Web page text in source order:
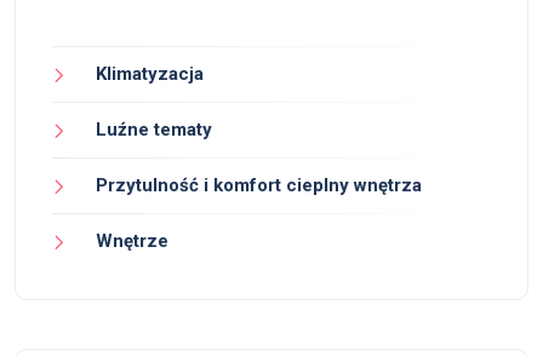
Klimatyzacja
Luźne tematy
Przytulność i komfort cieplny wnętrza
Wnętrze